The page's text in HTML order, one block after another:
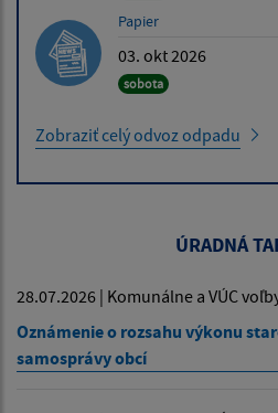
Papier
03. okt 2026
sobota
Zobraziť celý odvoz odpadu
ÚRADNÁ
28.07.2026 | Komunálne a VÚC
Oznámenie o rozsahu výkonu
samosprávy obcí